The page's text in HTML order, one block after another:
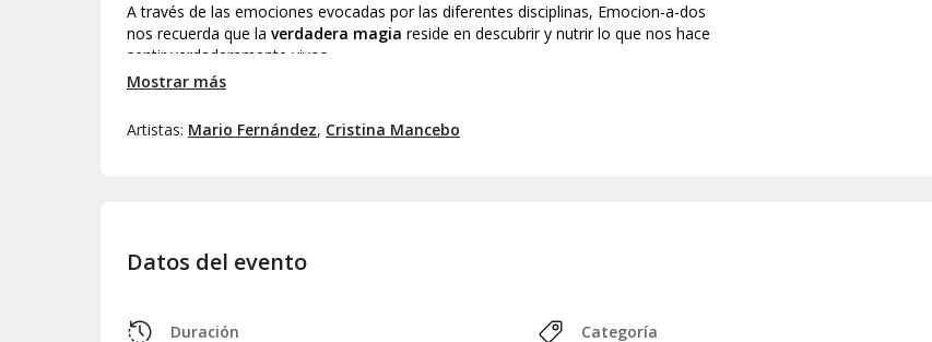
A través de las emociones evocadas por las diferentes disciplinas, Emocion-a-dos
nos recuerda que la verdadera magia reside en descubrir y nutrir lo que nos hace
sentir verdaderamente vivos.
Mostrar más
Artistas: Mario Fernández, Cristina Mancebo
Datos del evento
Duración
Categoría